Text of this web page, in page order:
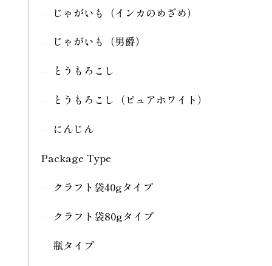
じゃがいも（インカのめざめ）
じゃがいも（男爵）
とうもろこし
とうもろこし（ピュアホワイト）
にんじん
Package Type
クラフト袋40gタイプ
クラフト袋80gタイプ
瓶タイプ